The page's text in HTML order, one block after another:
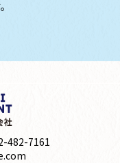
482-7161